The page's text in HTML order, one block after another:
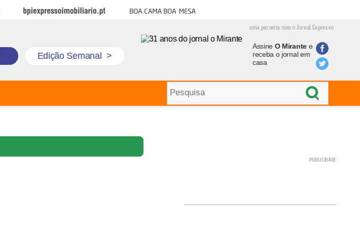
BPI Expresso Imobiliário Boa cama boa mesa
uma parceria com o Jornal Expresso
Edição Semanal >
Assine O Mirantee
receba o jornal em
casa